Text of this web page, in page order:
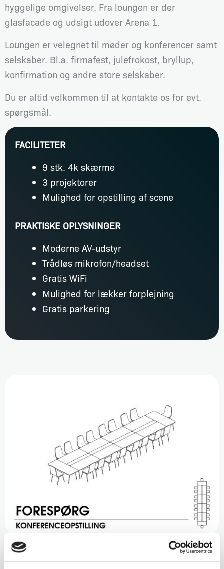
hyggelige omgivelser. Fra loungen er der
glasfacade og udsigt udover Arena 1.
Loungen er velegnet til møder og konferencer samt
selskaber. Bl.a. firmafest, julefrokost, bryllup,
konfirmation og andre store selskaber.
Du er altid velkommen til at kontakte os for evt.
spørgsmål.
FACILITETER
9 stk. 4k skærme
3 projektorer
Mulighed for opstilling af scene
PRAKTISKE OPLYSNINGER
Moderne AV-udstyr
Trådløs mikrofon/headset
Gratis WiFi
Mulighed for lækker forplejning
Gratis parkering